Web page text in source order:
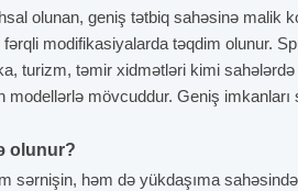
olunan, geniş tətbiq sahəsinə malik
modifikasiyalarda təqdim olunur.
turizm, təmir xidmətləri kimi
mövcuddur. Geniş
olunur?
sərnişin, həm də yükdaşıma